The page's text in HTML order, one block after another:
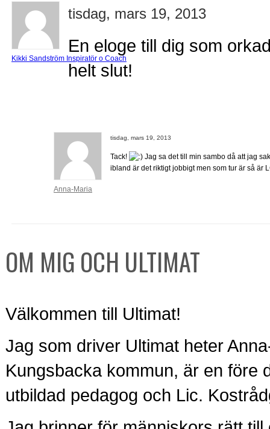
tisdag, mars 19, 2013
Kikki Sandström Inspiratör o Coach
En eloge till dig som
helt slut!
tisdag, mars 19, 2013
Anna-Maria
Tack!
Jag sa det till min sambo då att jag
ibland är det riktigt jobbigt men som tur är så är
OM MIG OCH ULTIMAT
Välkommen till Ultimat!
Jag som driver Ultimat heter
Kungsbacka kommun, är en före
utbildad pedagog och Lic.